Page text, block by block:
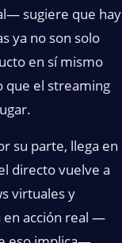
sugiere que hay
ya no son solo
en sí mismo
que el streaming
su parte, llega en
directo vuelve a
virtuales y
en acción real —